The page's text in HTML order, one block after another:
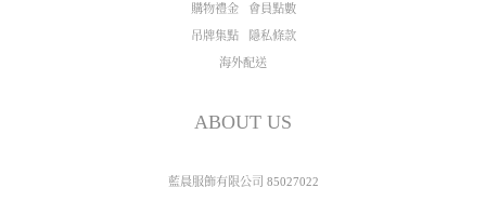
購物禮金 會員點數
吊牌集點 隱私條款
海外配送
ABOUT US
藍晨服飾有限公司 85027022